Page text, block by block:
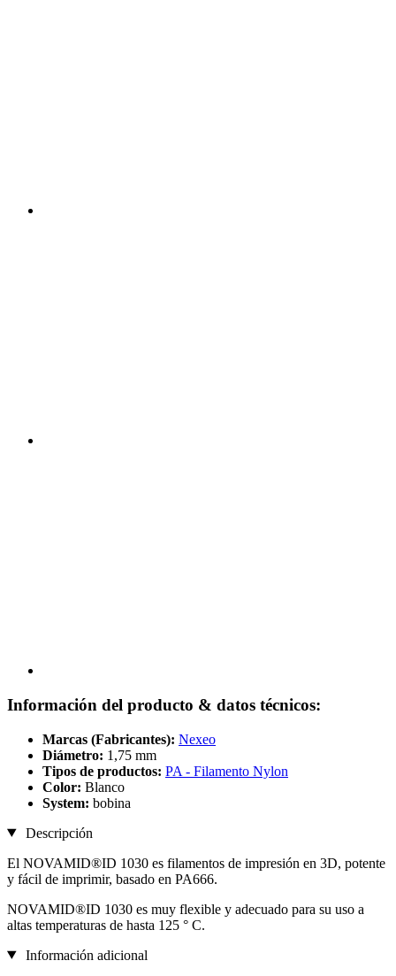
Información del producto & datos técnicos:
Marcas (Fabricantes): Nexeo
Diámetro: 1,75 mm
Tipos de productos: PA - Filamento Nylon
Color: Blanco
System: bobina
Descripción
El NOVAMID®ID 1030 es filamentos de impresión en 3D, potente
y fácil de imprimir, basado en PA666.
NOVAMID®ID 1030 es muy flexible y adecuado para su uso a
altas temperaturas de hasta 125 ° C.
Información adicional